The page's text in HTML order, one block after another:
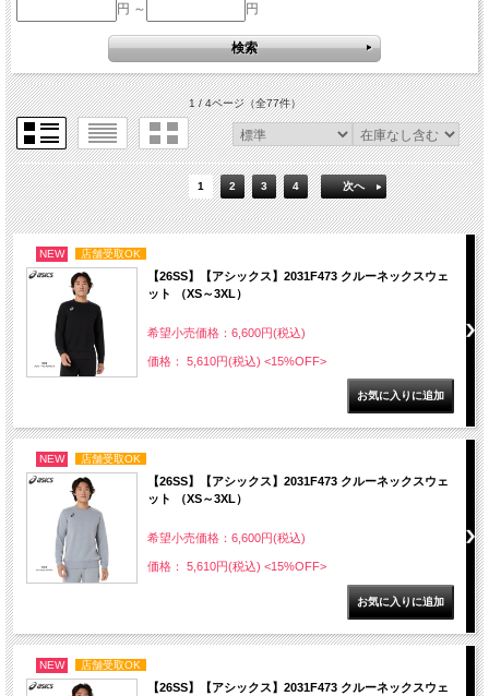
円 ～
円
1 / 4ページ（全77件）
1 2 3 4 次へ
NEW 店舗受取OK
【26SS】【アシックス】2031F473 クルーネックスウェ
ット （XS～3XL）
希望小売価格：6,600円(税込)
価格： 5,610円(税込) <15%OFF>
NEW 店舗受取OK
【26SS】【アシックス】2031F473 クルーネックスウェ
ット （XS～3XL）
希望小売価格：6,600円(税込)
価格： 5,610円(税込) <15%OFF>
NEW 店舗受取OK
【26SS】【アシックス】2031F473 クルーネックスウェ